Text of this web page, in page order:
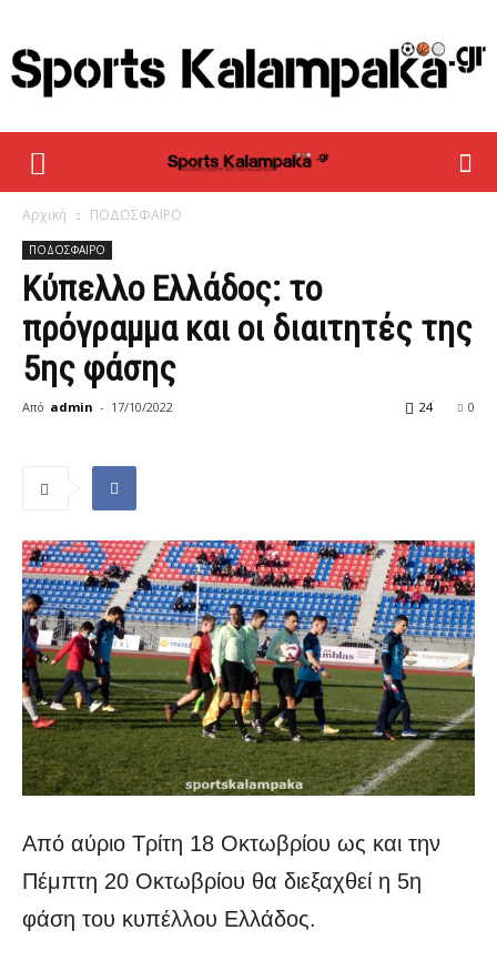
sportskalampaka
Αρχική ΠΟΔΟΣΦΑΙΡΟ
ΠΟΔΟΣΦΑΙΡΟ
Κύπελλο Ελλάδος: το
πρόγραμμα και οι διαιτητές της
5ης φάσης
Από admin - 17/10/2022 0
24
Από αύριο Τρίτη 18 Οκτωβρίου ως και την
Πέμπτη 20 Οκτωβρίου θα διεξαχθεί η 5η
φάση του κυπέλλου Ελλάδος.